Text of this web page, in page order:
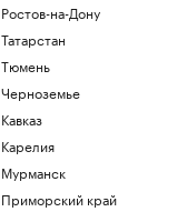
Ростов-на-Дону
Татарстан
Тюмень
Черноземье
Кавказ
Карелия
Мурманск
Приморский край